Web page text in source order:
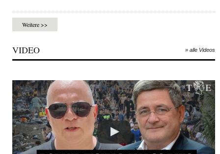
Weitere >>
VIDEO » alle Videos